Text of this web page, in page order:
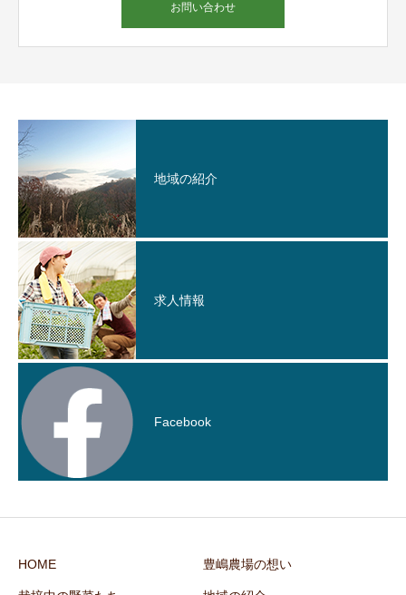
お問い合わせ
地域の紹介
求人情報
Facebook
HOME 豊嶋農場の想い